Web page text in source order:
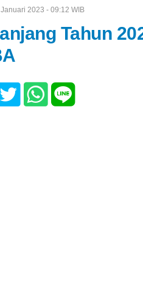
2023 - 09:12 WIB
Tahun